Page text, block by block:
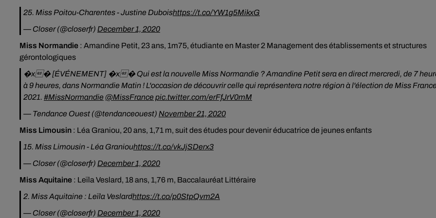
25. Miss Poitou-Charentes - Justine Duboishttps://t.co/YW1g5MikxG
— Closer (@closerfr) December 1, 2020
Miss Normandie : Amandine Petit, 23 ans, 1m75, étudiante en Master 2 Management des établissements et structures
gérontologiques
�x� [ÉVÉNEMENT] �x� Qui est la nouvelle Miss Normandie ? Amandine Petit sera en direct mercredi, de 7
à 9 heures, dans Normandie Matin ! L'occasion de découvrir celle qui représentera notre région à l'élection de Miss
2021. #MissNormandie @MissFrancepic.twitter.com/erFfJrV0mM
— Tendance Ouest (@tendanceouest) November 21, 2020
Miss Limousin : Léa Graniou, 20 ans, 1,71 m, suit des études pour devenir éducatrice de jeunes enfants
15. Miss Limousin - Léa Graniouhttps://t.co/vkJjSDerx3
— Closer (@closerfr) December 1, 2020
Miss Aquitaine : Leïla Veslard, 18 ans, 1,76 m, Baccalauréat Littéraire
2. Miss Aquitaine : Leïla Veslardhttps://t.co/p0StpQvm2A
— Closer (@closerfr) December 1, 2020